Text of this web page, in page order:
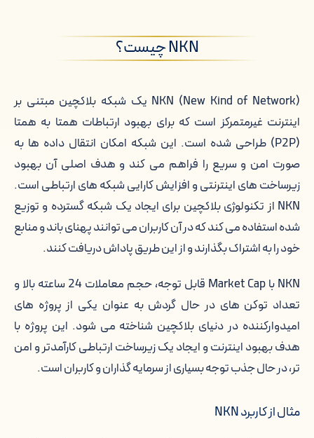
کیف پول های NKN
قیمت لحظه ای NKN به تومان
احراز هویت برای خرید NKN
خالق NKN چه کسی است؟
نحوه ایجاد NKN (New Kind of
Network)
ویژگی های اصلی NKN
فرصت ها و تهدیدهای NKN
بهترین صرافی برای خرید NKN
خرید ارز ان کی ان: ارتباطات غیرمتمرکز با ان
NKN چیست؟
NKN (New Kind of Network) یک شبکه بلاکچین مبتنی بر
اینترنت غیرمتمرکز است که برای بهبود ارتباطات همتا به همتا
(P2P) طراحی شده است. این شبکه امکان انتقال داده ها به
صورت امن و سریع را فراهم می کند و هدف اصلی آن بهبود
زیرساخت های اینترنتی و افزایش کارایی شبکه های ارتباطی است.
NKN از تکنولوژی بلاکچین برای ایجاد یک شبکه گسترده و توزیع
شده استفاده می کند که در آن کاربران می توانند پهنای باند و منابع
خود را به اشتراک بگذارند و از این طریق پاداش دریافت کنند.
NKN با Market Cap قابل توجه، حجم معاملات 24 ساعته بالا و
تعداد توکن های در حال گردش به عنوان یکی از پروژه های
امیدوارکننده در دنیای بلاکچین شناخته می شود. این پروژه با
هدف بهبود اینترنت و ایجاد یک زیرساخت ارتباطی کارآمدتر و امن
تر، در حال جذب توجه بسیاری از سرمایه گذاران و کاربران است.
مثال از کاربرد NKN